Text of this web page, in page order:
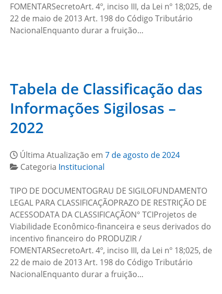
FOMENTARSecretoArt. 4º, inciso III, da Lei nº 18;025, de
22 de maio de 2013 Art. 198 do Código Tributário
NacionalEnquanto durar a fruição…
Tabela de Classificação das
Informações Sigilosas –
2022
Última Atualização em 7 de agosto de 2024
Categoria Institucional
TIPO DE DOCUMENTOGRAU DE SIGILOFUNDAMENTO
LEGAL PARA CLASSIFICAÇÃOPRAZO DE RESTRIÇÃO DE
ACESSODATA DA CLASSIFICAÇÃON° TCIProjetos de
Viabilidade Econômico-financeira e seus derivados do
incentivo financeiro do PRODUZIR /
FOMENTARSecretoArt. 4º, inciso III, da Lei nº 18;025, de
22 de maio de 2013 Art. 198 do Código Tributário
NacionalEnquanto durar a fruição…